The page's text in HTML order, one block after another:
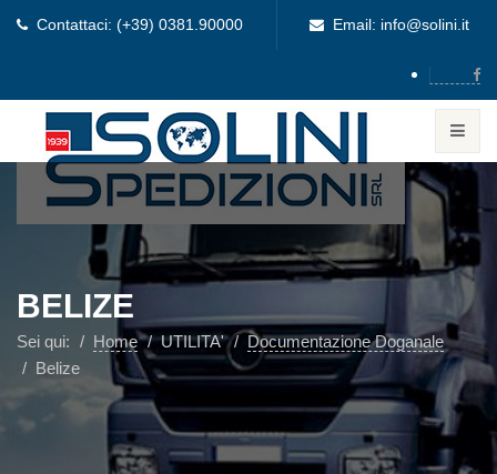
Contattaci: (+39) 0381.90000 Email: info@solini.it
BELIZE
Sei qui: Home UTILITA'
Documentazione Doganale
Belize